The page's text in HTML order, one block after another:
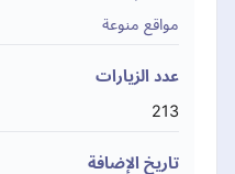
مواقع منوعة
عدد الزيارات
213
تاريخ الإضافة